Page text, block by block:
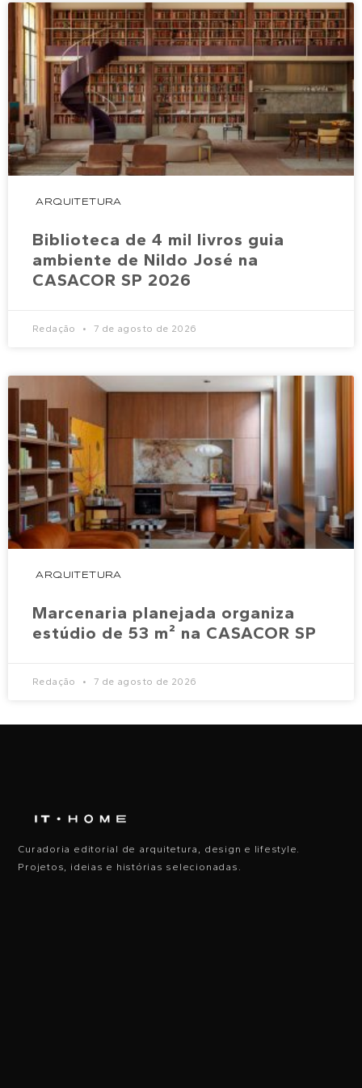
ARQUITETURA
Biblioteca de 4 mil livros guia
ambiente de Nildo José na
CASACOR SP 2026
Redação 7 de agosto de 2026
ARQUITETURA
Marcenaria planejada organiza
estúdio de 53 m² na CASACOR SP
Redação 7 de agosto de 2026
Curadoria editorial de arquitetura, design e lifestyle.
Projetos, ideias e histórias selecionadas.